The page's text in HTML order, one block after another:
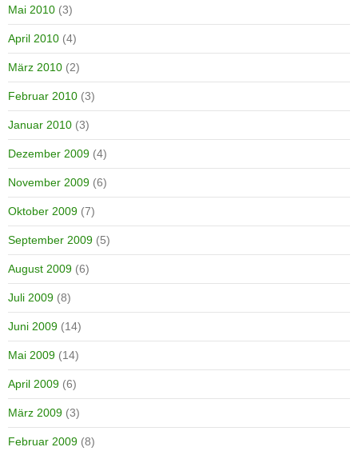
Mai 2010 (3)
April 2010 (4)
März 2010 (2)
Februar 2010 (3)
Januar 2010 (3)
Dezember 2009 (4)
November 2009 (6)
Oktober 2009 (7)
September 2009 (5)
August 2009 (6)
Juli 2009 (8)
Juni 2009 (14)
Mai 2009 (14)
April 2009 (6)
März 2009 (3)
Februar 2009 (8)